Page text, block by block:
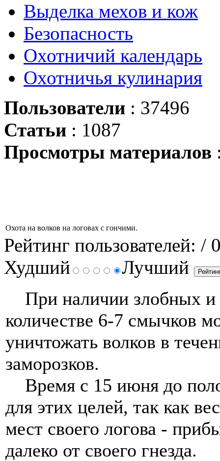
Выделка мехов и кож
Безопасность
Охотничий календарь
Охотничья кулинария
Пользователи : 37496
Статьи : 1087
Просмотры материалов
Охота на волков на логовах с гончими.
Рейтинг пользователей: /
Худший
Лучший
При наличии злобных и
количестве 6-7 смычков
уничтожать волков в
заморозков.
Время с 15 июня до
для этих целей, так как
мест своего логова -
далеко от своего гнезда.